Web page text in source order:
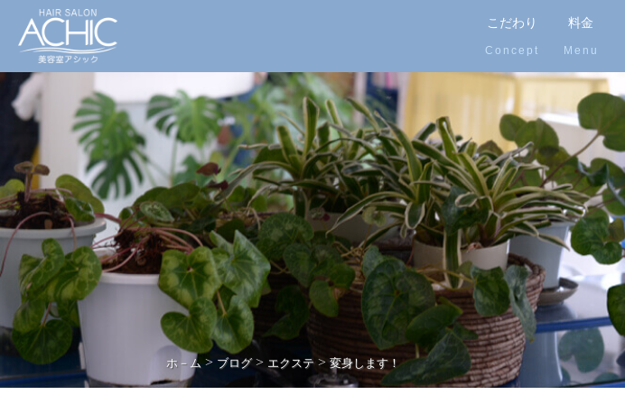
こだわり 料金
ホ－ム> ブログ> エクステ >変身します！